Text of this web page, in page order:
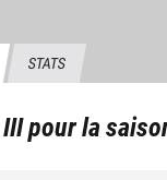
STATS
pour la